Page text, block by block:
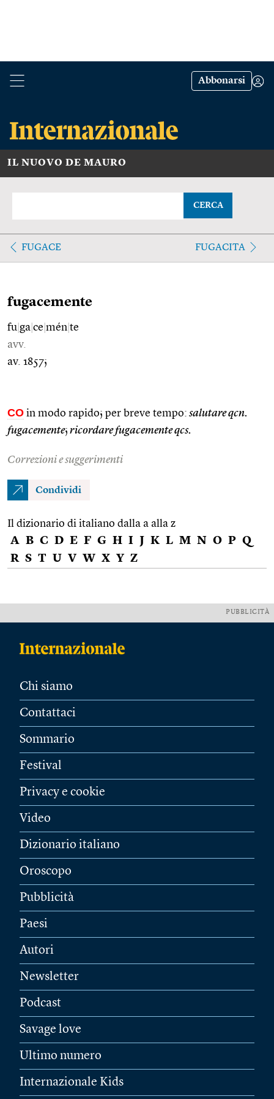
Abbonarsi
IL NUOVO DE MAURO
CERCA
FUGACE FUGACITA
fugacemente
fu ga ce mén te
avv.
av. 1857;
CO in modo rapido; per breve tempo: salutare qcn.
fugacemente; ricordare fugacemente qcs.
Correzioni e suggerimenti
Condividi
Il dizionario di italiano dalla a alla z
A B C D E F G H I J K L M N O P Q
R S T U V W X Y Z
PUBBLICITÀ
Chi siamo
Contattaci
Sommario
Festival
Privacy e cookie
Video
Dizionario italiano
Oroscopo
Pubblicità
Paesi
Autori
Newsletter
Podcast
Savage love
Ultimo numero
Internazionale Kids